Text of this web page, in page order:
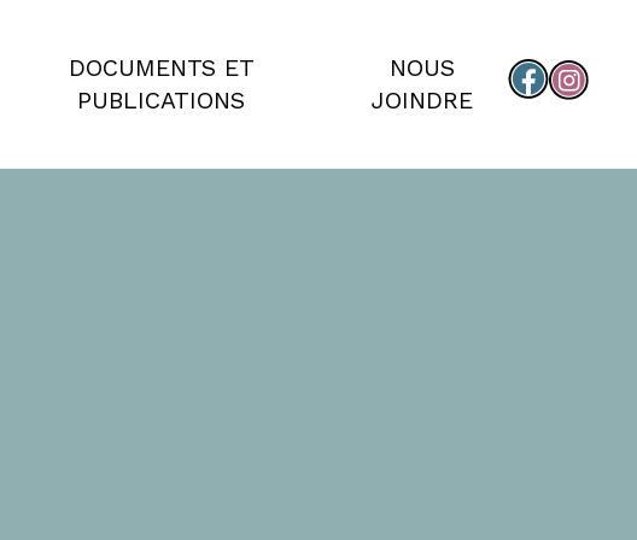
DOCUMENTS ET
PUBLICATIONS
NOUS
JOINDRE